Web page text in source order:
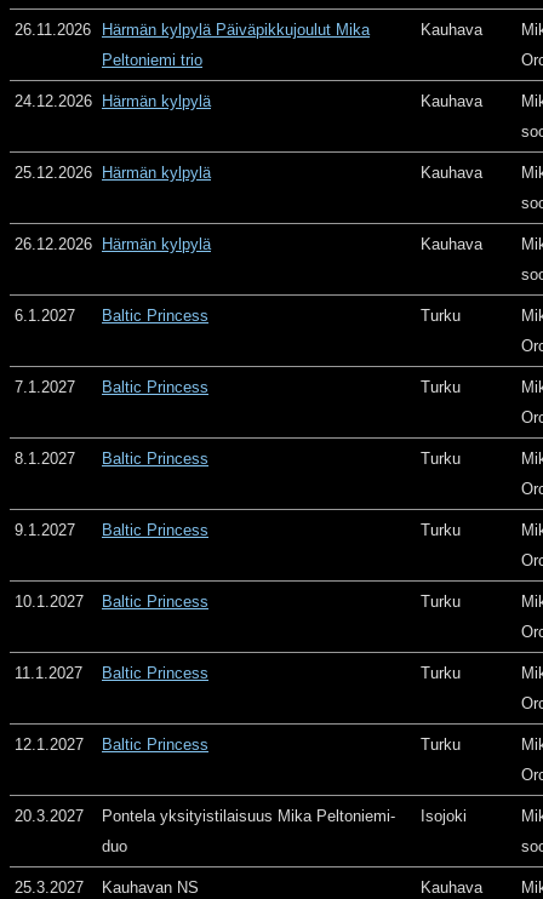
26.11.2026
Härmän kylpylä Päiväpikkujoulut Mika
Peltoniemi trio
Kauhava
24.12.2026 Härmän kylpylä Kauhava
25.12.2026 Härmän kylpylä Kauhava
26.12.2026 Härmän kylpylä Kauhava
6.1.2027 Baltic Princess Turku
7.1.2027 Baltic Princess Turku
8.1.2027 Baltic Princess Turku
9.1.2027 Baltic Princess Turku
10.1.2027 Baltic Princess Turku
11.1.2027 Baltic Princess Turku
12.1.2027 Baltic Princess Turku
20.3.2027
Pontela yksityistilaisuus Mika Peltoniemi-
duo
Isojoki
25.3.2027 Kauhavan NS Kauhava